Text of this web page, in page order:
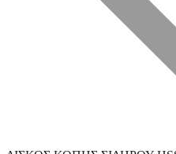
Επεξεργασία ξύλου